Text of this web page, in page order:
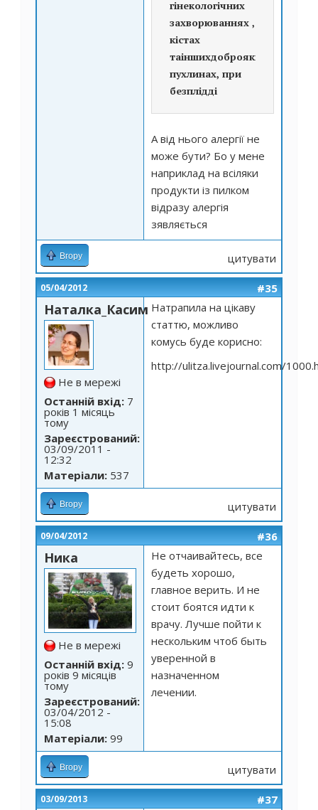
гінекологічних
захворюваннях ,
кістах
таіншихдоброякісних
пухлинах, при
безплідді
А від нього алергії не
може бути? Бо у мене
наприклад на всіляки
продукти із пилком
відразу алергія
зявляється
Вгору цитувати
05/04/2012 #35
Наталка_Касим
Не в мережі
Останній вхід: 7
років 1 місяць
тому
Зареєстрований:
03/09/2011 -
12:32
Матеріали: 537
Натрапила на цікаву
статтю, можливо
комусь буде корисно:
http://ulitza.livejournal.com/
Вгору цитувати
09/04/2012 #36
Ника
Не в мережі
Останній вхід: 9
років 9 місяців
тому
Зареєстрований:
03/04/2012 -
15:08
Матеріали: 99
Не отчаивайтесь, все
будеть хорошо,
главное верить. И не
стоит боятся идти к
врачу. Лучше пойти к
нескольким чтоб быть
уверенной в
назначенном
лечении.
Вгору цитувати
03/09/2013 #37